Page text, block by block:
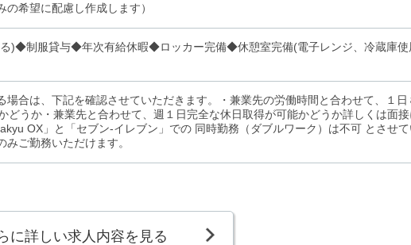
希望に配慮し作成します）
)◆制服貸与◆年次有給休暇◆ロッカー完備◆休憩室完備(電子レンジ、冷蔵庫
場合は、下記を確認させていただきます。・兼業先の労働時間と合わせて、１日
どうか・兼業先と合わせて、週１日完全な休日取得が可能かどうか詳しくは面
OX」と「セブン-イレブン」での 同時勤務（ダブルワーク）は不可 とさせて
ご勤務いただけます。
に詳しい求人内容を見る